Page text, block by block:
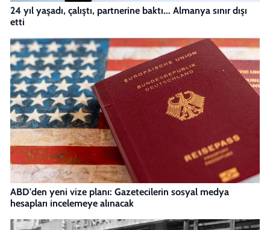
24 yıl yaşadı, çalıştı, partnerine baktı... Almanya sınır dışı
etti
ABD'den yeni vize planı: Gazetecilerin sosyal medya
hesapları incelemeye alınacak